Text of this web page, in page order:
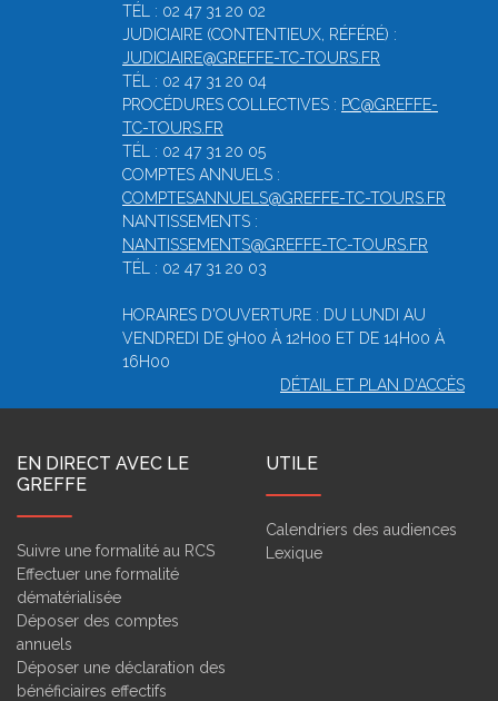
TÉL : 02 47 31 20 02
JUDICIAIRE (CONTENTIEUX, RÉFÉRÉ) :
JUDICIAIRE@GREFFE-TC-TOURS.FR
TÉL : 02 47 31 20 04
PROCÉDURES COLLECTIVES : PC@GREFFE-
TC-TOURS.FR
TÉL : 02 47 31 20 05
COMPTES ANNUELS :
COMPTESANNUELS@GREFFE-TC-TOURS.FR
NANTISSEMENTS :
NANTISSEMENTS@GREFFE-TC-TOURS.FR
TÉL : 02 47 31 20 03
HORAIRES D'OUVERTURE : DU LUNDI AU
VENDREDI DE 9H00 À 12H00 ET DE 14H00 À
16H00
DÉTAIL ET PLAN D'ACCÈS
EN DIRECT AVEC LE
GREFFE
Suivre une formalité au RCS
Effectuer une formalité
dématérialisée
Déposer des comptes
annuels
Déposer une déclaration des
bénéficiaires effectifs
UTILE
Calendriers des audiences
Lexique